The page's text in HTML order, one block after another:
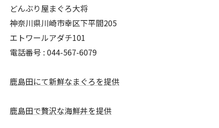
どんぶり屋まぐろ大将
神奈川県川崎市幸区下平間205
エトワールアダチ101
電話番号 : 044-567-6079
鹿島田にて新鮮なまぐろを提供
鹿島田で贅沢な海鮮丼を提供